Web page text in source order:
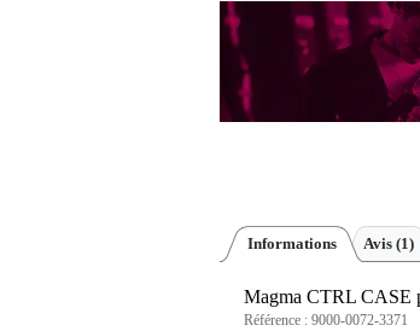
Informations Avis (1)
Magma CTRL CASE
Référence : 9000-0072-3371